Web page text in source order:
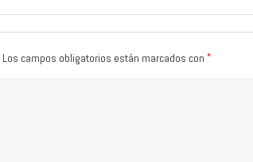
Los campos obligatorios están marcados con *